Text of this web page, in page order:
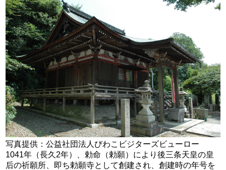
写真提供：公益社団法人びわこビジターズビューロー
1041年（長久2年）、勅命（勅願）により後三条天皇の皇
后の祈願所、即ち勅願寺として創建され、創建時の年号を